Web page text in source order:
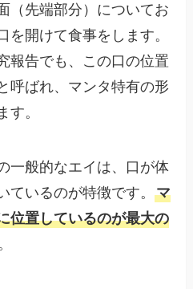
（先端部分）についてお
を開けて食事をします。
報告でも、この口の位置
呼ばれ、マンタ特有の形
す。
一般的なエイは、口が体
ているのが特徴です。マ
位置しているのが最大の